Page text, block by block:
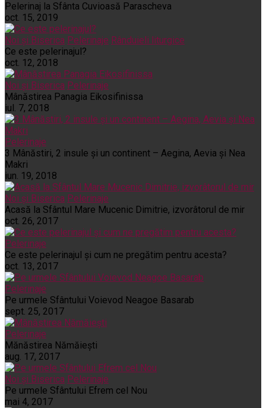
Pelerinaj la Sfânta Cuvioasă Parascheva
oct. 15, 2019
Noi și Biserica Pelerinaje Rânduieli liturgice
Ce este pelerinajul?
oct. 12, 2018
Noi și Biserica Pelerinaje
Mânăstirea Panagia Eikosifinissa
iul. 7, 2018
Pelerinaje
3 Mânăstiri, 2 insule și un continent – Aegina, Aevia și Nea
Makri
iun. 19, 2018
Noi și Biserica Pelerinaje
Acasă la Sfântul Mare Mucenic Dimitrie, izvorâtorul de mir
oct. 26, 2017
Pelerinaje
Ce este pelerinajul şi cum ne pregătim pentru acesta?
oct. 13, 2017
Pelerinaje
Pe urmele Sfântului Voievod Neagoe Basarab
sept. 25, 2017
Pelerinaje
Mănăstirea Nămăiești
aug. 17, 2017
Noi și Biserica Pelerinaje
Pe urmele Sfântului Efrem cel Nou
mai 4, 2017